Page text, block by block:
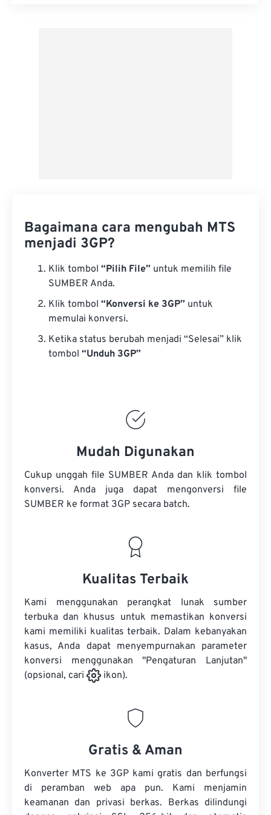
Bagaimana cara mengubah MTS
menjadi 3GP?
Klik tombol “Pilih File” untuk memilih file
SUMBER Anda.
Klik tombol “Konversi ke 3GP” untuk
memulai konversi.
Ketika status berubah menjadi “Selesai” klik
tombol “Unduh 3GP”
Mudah Digunakan
Cukup unggah file SUMBER Anda dan klik tombol
konversi. Anda juga dapat mengonversi file
SUMBER ke format 3GP secara batch.
Kualitas Terbaik
Kami menggunakan perangkat lunak sumber
terbuka dan khusus untuk memastikan konversi
kami memiliki kualitas terbaik. Dalam kebanyakan
kasus, Anda dapat menyempurnakan parameter
konversi menggunakan "Pengaturan Lanjutan"
(opsional, cari
ikon).
Gratis & Aman
Konverter MTS ke 3GP kami gratis dan berfungsi
di peramban web apa pun. Kami menjamin
keamanan dan privasi berkas. Berkas dilindungi